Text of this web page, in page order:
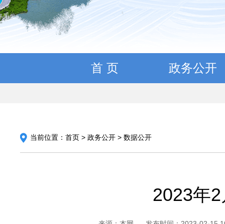
首 页 政务公开
当前位置： 首页 > 政务公开 > 数据公开
2023年